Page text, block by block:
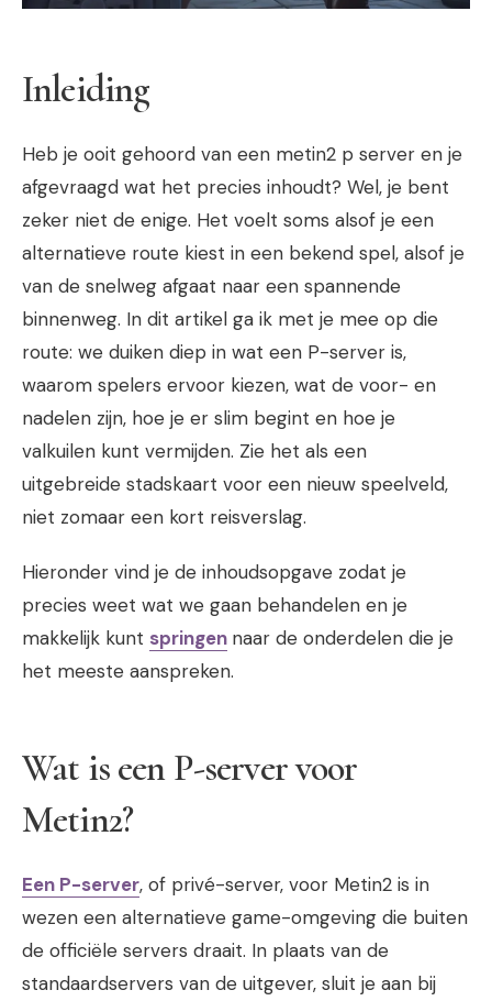
Inleiding
Heb je ooit gehoord van een metin2 p server en je
afgevraagd wat het precies inhoudt? Wel, je bent
zeker niet de enige. Het voelt soms alsof je een
alternatieve route kiest in een bekend spel, alsof je
van de snelweg afgaat naar een spannende
binnenweg. In dit artikel ga ik met je mee op die
route: we duiken diep in wat een P-server is,
waarom spelers ervoor kiezen, wat de voor- en
nadelen zijn, hoe je er slim begint en hoe je
valkuilen kunt vermijden. Zie het als een
uitgebreide stadskaart voor een nieuw speelveld,
niet zomaar een kort reisverslag.
Hieronder vind je de inhoudsopgave zodat je
precies weet wat we gaan behandelen en je
makkelijk kunt springen naar de onderdelen die je
het meeste aanspreken.
Wat is een P-server voor
Metin2?
Een P-server, of privé-server, voor Metin2 is in
wezen een alternatieve game-omgeving die buiten
de officiële servers draait. In plaats van de
standaardservers van de uitgever, sluit je aan bij